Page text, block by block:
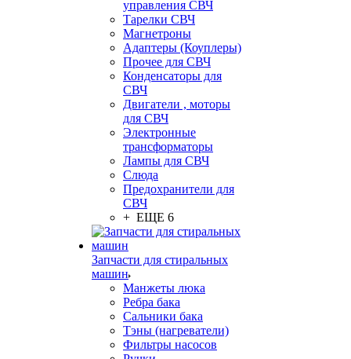
управления СВЧ
Тарелки СВЧ
Магнетроны
Адаптеры (Коуплеры)
Прочее для СВЧ
Конденсаторы для
СВЧ
Двигатели , моторы
для СВЧ
Электронные
трансформаторы
Лампы для СВЧ
Слюда
Предохранители для
СВЧ
+ ЕЩЕ 6
Запчасти для стиральных
машин
Манжеты люка
Ребра бака
Сальники бака
Тэны (нагреватели)
Фильтры насосов